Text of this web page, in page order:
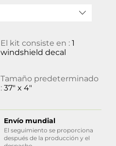
El kit consiste en : 1
windshield decal
Tamaño predeterminado
: 37" x 4"
Envío mundial
El seguimiento se proporciona
después de la producción y el